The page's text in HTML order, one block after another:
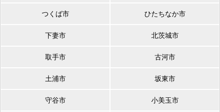
つくば市 ひたちなか市
下妻市 北茨城市
取手市 古河市
土浦市 坂東市
守谷市 小美玉市